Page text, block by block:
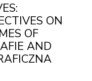
ON
OF
AND